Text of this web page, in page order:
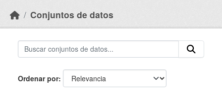
Conjuntos de datos
Ordenar por